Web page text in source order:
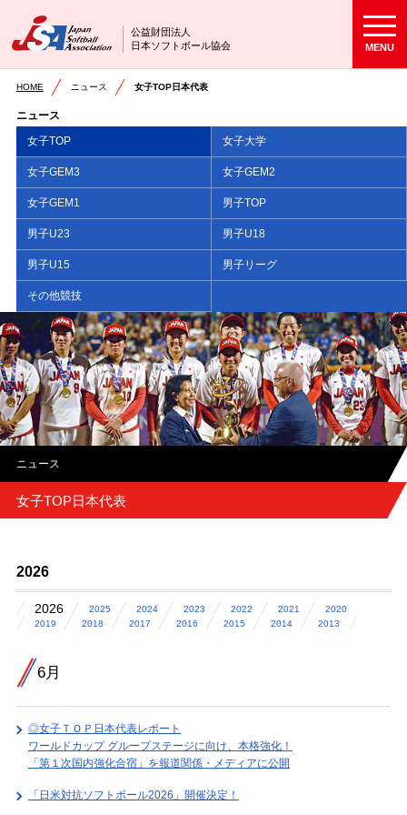
公益財団法人
日本ソフトボール協会
MENU
HOME ニュース 女子TOP日本代表
ニュース
女子TOP
女子大学
女子GEM3 女子GEM2
女子GEM1 男子TOP
男子U23 男子U18
男子U15 男子リーグ
その他競技
ニュース
女子TOP日本代表
2026
2026 2025 2024 2023 2022 2021
2020
2019
2018 2017 2016 2015 2014 2013
6月
◎女子ＴＯＰ日本代表レポート
ワールドカップ グループステージに向け、本格強化！
「第１次国内強化合宿」を報道関係・メディアに公開
「日米対抗ソフトボール2026」開催決定！